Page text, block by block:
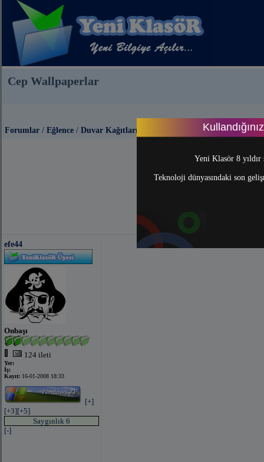
Yeni Klasör 8
Teknoloji dünyasındaki son
Cep Wallpaperlar
Forumlar / Eğlence / Duvar Kağıtları
efe44
Onbaşı
124 ileti
Yer:
İş:
Kayıt: 16-01-2008 18:33
[+]
[+3][+5]
Saygınlık 6
[-]